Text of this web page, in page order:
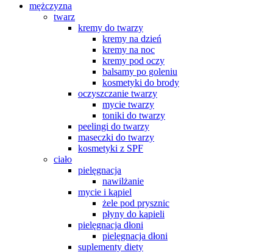
mężczyzna
twarz
kremy do twarzy
kremy na dzień
kremy na noc
kremy pod oczy
balsamy po goleniu
kosmetyki do brody
oczyszczanie twarzy
mycie twarzy
toniki do twarzy
peelingi do twarzy
maseczki do twarzy
kosmetyki z SPF
ciało
pielęgnacja
nawilżanie
mycie i kąpiel
żele pod prysznic
płyny do kąpieli
pielęgnacja dłoni
pielęgnacja dłoni
suplementy diety